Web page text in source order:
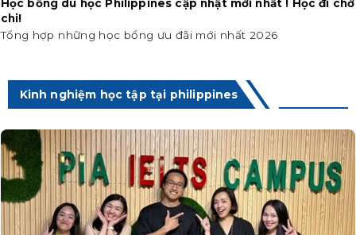
Học bổng du học Philippines cập nhật mới nhất ! Học đi chờ
chi!
Tổng hợp những học bổng ưu đãi mới nhất 2026
Kinh nghiệm học tập tại philippines